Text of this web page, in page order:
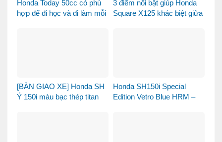
Honda Today 50cc có phù
hợp để đi học và đi làm mỗi
3 điểm nổi bật giúp Honda
Square X125 khác biệt giữa
[BÀN GIAO XE] Honda SH
Ý 150i màu bạc thép titan
Honda SH150i Special
Edition Vetro Blue HRM –